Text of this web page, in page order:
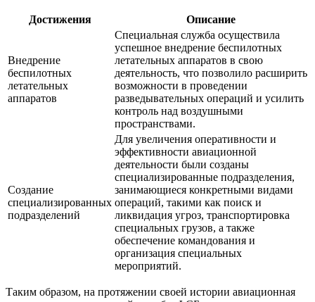
Достижения Описание
Внедрение
беспилотных
летательных
аппаратов
Специальная служба осуществила
успешное внедрение беспилотных
летательных аппаратов в свою
деятельность, что позволило расширить
возможности в проведении
разведывательных операций и усилить
контроль над воздушными
пространствами.
Создание
специализированных
подразделений
Для увеличения оперативности и
эффективности авиационной
деятельности были созданы
специализированные подразделения,
занимающиеся конкретными видами
операций, такими как поиск и
ликвидация угроз, транспортировка
специальных грузов, а также
обеспечение командования и
организация специальных
мероприятий.
Таким образом, на протяжении своей истории авиационная